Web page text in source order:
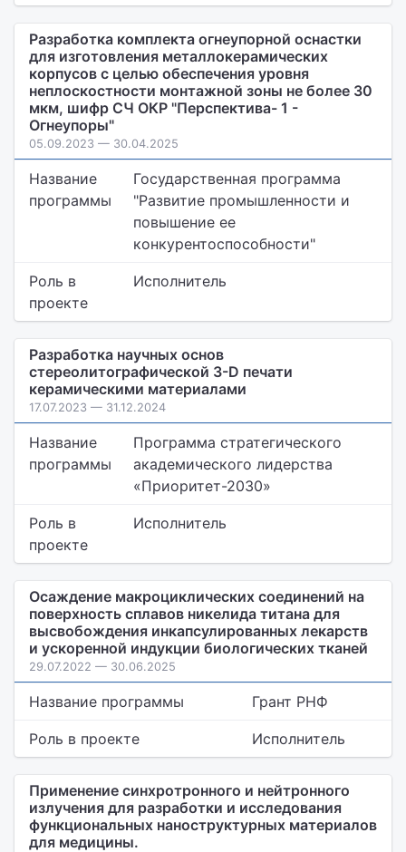
Разработка комплекта огнеупорной оснастки
для изготовления металлокерамических
корпусов с целью обеспечения уровня
неплоскостности монтажной зоны не более 30
мкм, шифр CЧ ОКР "Перспектива- 1 -
Огнеупоры"
05.09.2023 — 30.04.2025
Название
программы
Государственная программа
"Развитие промышленности и
повышение ее
конкурентоспособности"
Роль в
проекте
Исполнитель
Разработка научных основ
стереолитографической 3-D печати
керамическими материалами
17.07.2023 — 31.12.2024
Название
программы
Программа стратегического
академического лидерства
«Приоритет-2030»
Роль в
проекте
Исполнитель
Осаждение макроциклических соединений на
поверхность сплавов никелида титана для
высвобождения инкапсулированных лекарств
и ускоренной индукции биологических тканей
29.07.2022 — 30.06.2025
Название программы Грант РНФ
Роль в проекте Исполнитель
Применение синхротронного и нейтронного
излучения для разработки и исследования
функциональных наноструктурных материалов
для медицины.